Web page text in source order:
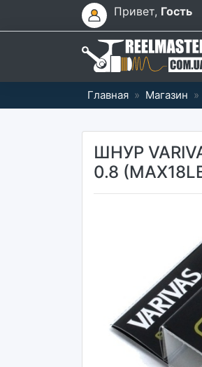
Привет, Гость
Главная » Магазин »
ШНУР
0.8